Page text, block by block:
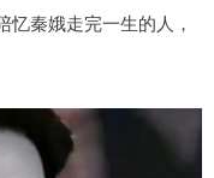
秦娥走完一生的人，